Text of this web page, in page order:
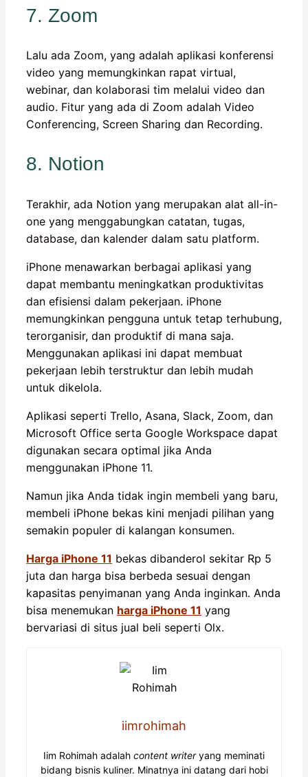
7. Zoom
Lalu ada Zoom, yang adalah aplikasi konferensi
video yang memungkinkan rapat virtual,
webinar, dan kolaborasi tim melalui video dan
audio. Fitur yang ada di Zoom adalah Video
Conferencing, Screen Sharing dan Recording.
8. Notion
Terakhir, ada Notion yang merupakan alat all-in-
one yang menggabungkan catatan, tugas,
database, dan kalender dalam satu platform.
iPhone menawarkan berbagai aplikasi yang
dapat membantu meningkatkan produktivitas
dan efisiensi dalam pekerjaan. iPhone
memungkinkan pengguna untuk tetap terhubung,
terorganisir, dan produktif di mana saja.
Menggunakan aplikasi ini dapat membuat
pekerjaan lebih terstruktur dan lebih mudah
untuk dikelola.
Aplikasi seperti Trello, Asana, Slack, Zoom, dan
Microsoft Office serta Google Workspace dapat
digunakan secara optimal jika Anda
menggunakan iPhone 11.
Namun jika Anda tidak ingin membeli yang baru,
membeli iPhone bekas kini menjadi pilihan yang
semakin populer di kalangan konsumen.
Harga iPhone 11 bekas dibanderol sekitar Rp 5
juta dan harga bisa berbeda sesuai dengan
kapasitas penyimanan yang Anda inginkan. Anda
bisa menemukan harga iPhone 11 yang
bervariasi di situs jual beli seperti Olx.
iimrohimah
Iim Rohimah adalah content writeryang meminati
bidang bisnis kuliner. Minatnya ini datang dari hobi